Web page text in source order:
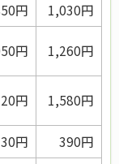
円 1,030円
円 1,260円
円 1,580円
円 390円